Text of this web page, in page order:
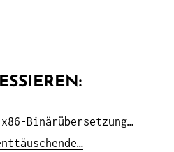
Binärübersetzung…